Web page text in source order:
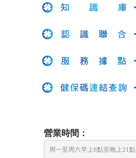
營業時間：
周一至周六早上8點至晚上21點